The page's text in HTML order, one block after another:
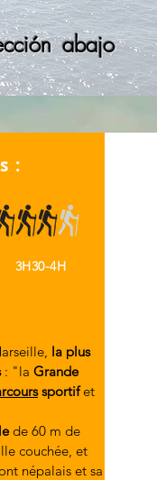
abajo
:
capable de randonner
jusqu'a 4h
3H30-4H
la plus
: "la Grande
sportifet
de 60 m de
couchée, et
népalais et sa